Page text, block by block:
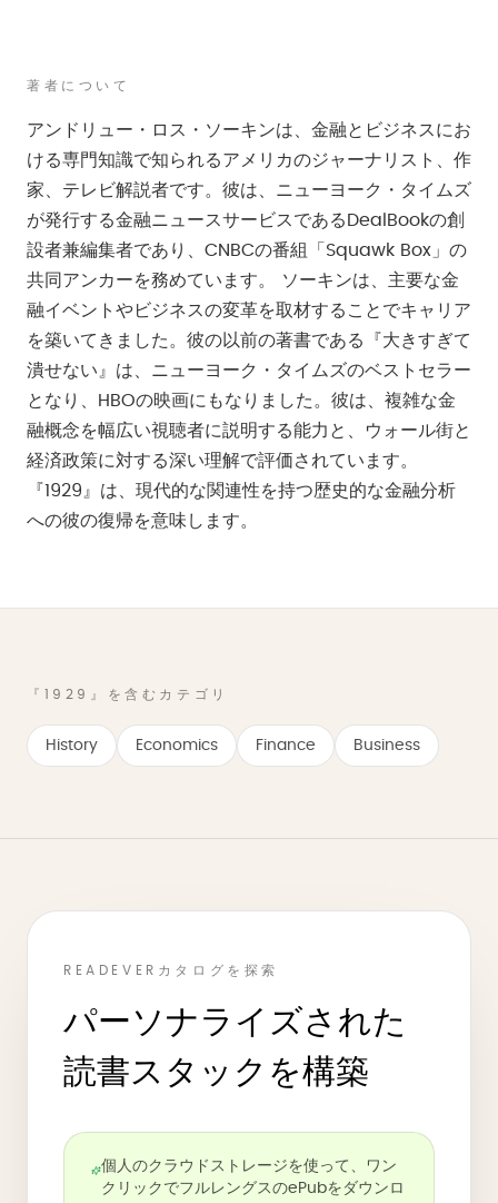
著者について
アンドリュー・ロス・ソーキンは、金融とビジネスにお
ける専門知識で知られるアメリカのジャーナリスト、作
家、テレビ解説者です。彼は、ニューヨーク・タイムズ
が発行する金融ニュースサービスであるDealBookの創
設者兼編集者であり、CNBCの番組「Squawk Box」の
共同アンカーを務めています。 ソーキンは、主要な金
融イベントやビジネスの変革を取材することでキャリア
を築いてきました。彼の以前の著書である『大きすぎて
潰せない』は、ニューヨーク・タイムズのベストセラー
となり、HBOの映画にもなりました。彼は、複雑な金
融概念を幅広い視聴者に説明する能力と、ウォール街と
経済政策に対する深い理解で評価されています。
『1929』は、現代的な関連性を持つ歴史的な金融分析
への彼の復帰を意味します。
『1929』を含むカテゴリ
History Economics Finance Business
READEVERカタログを探索
パーソナライズされた
読書スタックを構築
個人のクラウドストレージを使って、ワン
クリックでフルレングスのePubをダウンロ